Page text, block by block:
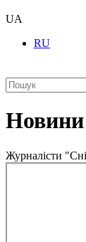
UA
RU
Новини
Журналісти